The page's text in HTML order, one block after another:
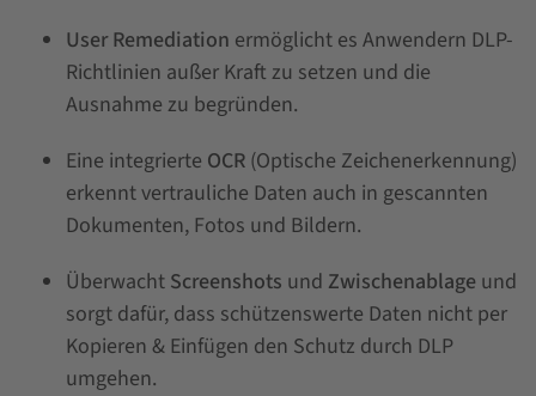
User Remediation ermöglicht es Anwendern DLP-
Richtlinien außer Kraft zu setzen und die
Ausnahme zu begründen.
Eine integrierte OCR (Optische Zeichenerkennung)
erkennt vertrauliche Daten auch in gescannten
Dokumenten, Fotos und Bildern.
Überwacht Screenshots und Zwischenablage und
sorgt dafür, dass schützenswerte Daten nicht per
Kopieren & Einfügen den Schutz durch DLP
umgehen.